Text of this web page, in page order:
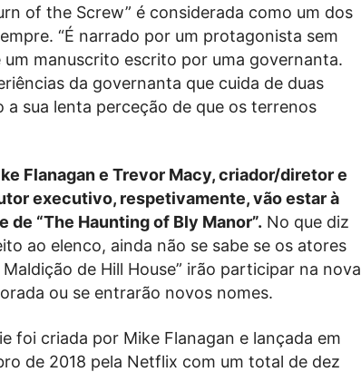
of the Screw” é considerada como um dos
“É narrado por um protagonista sem
manuscrito escrito por uma governanta.
da governanta que cuida de duas
sua lenta perceção de que os terrenos
Flanagan e Trevor Macy, criador/diretor e
executivo, respetivamente, vão estar à
de “The Haunting of Bly Manor”. No que diz
ao elenco, ainda não se sabe se os atores
Maldição de Hill House” irão participar na nova
ou se entrarão novos nomes.
foi criada por Mike Flanagan e lançada em
de 2018 pela Netflix com um total de dez